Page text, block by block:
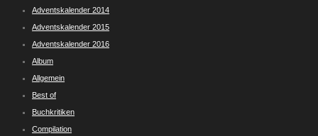
Adventskalender 2014
Adventskalender 2015
Adventskalender 2016
Album
Allgemein
Best of
Buchkritiken
Compilation